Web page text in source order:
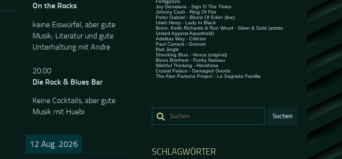
Suchen
SCHLAGWÖRTER
On the Rocks
keine Eiswürfel, aber gute
Musik; Literatur und gute
Unterhaltung mit Andre
20:00
Die Rock & Blues Bar
Keine Cocktails, aber gute
Musik mit Huebi
12.Aug..2026